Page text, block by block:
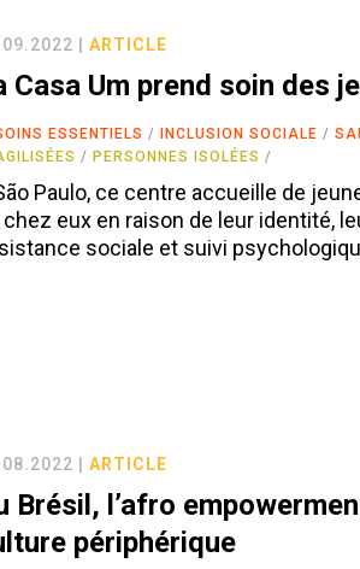
|ARTICLE
Casa Um prend soin des
ESSENTIELS INCLUSION SOCIALE
PERSONNES ISOLÉES
Paulo, ce centre accueille de
chez eux en raison de leur identité,
sociale et suivi
|ARTICLE
Brésil, l’afro
périphérique